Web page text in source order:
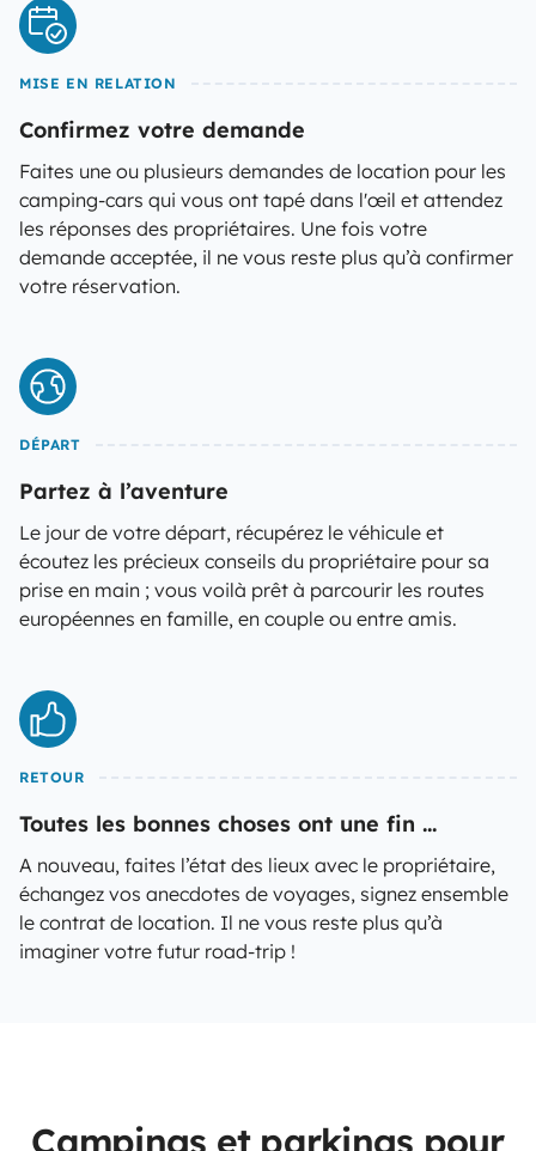
MISE EN RELATION
Confirmez votre demande
Faites une ou plusieurs demandes de location pour les
camping-cars qui vous ont tapé dans l'œil et attendez
les réponses des propriétaires. Une fois votre
demande acceptée, il ne vous reste plus qu’à confirmer
votre réservation.
DÉPART
Partez à l’aventure
Le jour de votre départ, récupérez le véhicule et
écoutez les précieux conseils du propriétaire pour sa
prise en main ; vous voilà prêt à parcourir les routes
européennes en famille, en couple ou entre amis.
RETOUR
Toutes les bonnes choses ont une fin ...
A nouveau, faites l’état des lieux avec le propriétaire,
échangez vos anecdotes de voyages, signez ensemble
le contrat de location. Il ne vous reste plus qu’à
imaginer votre futur road-trip !
Campings et parkings pour